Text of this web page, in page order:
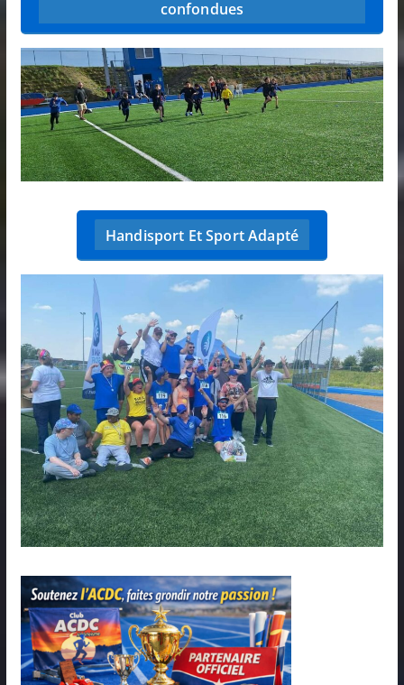
confondues
Handisport Et Sport Adapté